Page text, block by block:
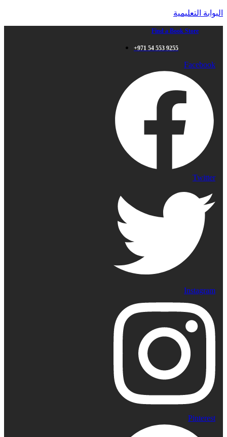
البوابة التعليمية
Find a Book Store
+971 54 553 9255
Facebook
Twitter
Instagram
Pinterest